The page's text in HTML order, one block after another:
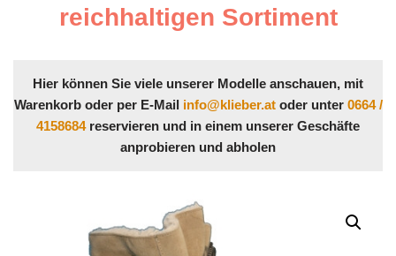
reichhaltigen Sortiment
Hier können Sie viele unserer Modelle anschauen, mit
Warenkorb oder per E-Mail info@klieber.atoder unter 0664 /
4158684reservieren und in einem unserer Geschäfte
anprobieren und abholen